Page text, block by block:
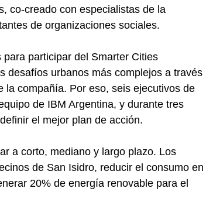
co-creado con especialistas de la
de organizaciones sociales.
participar del Smarter Cities
desafíos urbanos más complejos a través
la compañía. Por eso, seis ejecutivos de
de IBM Argentina, y durante tres
el mejor plan de acción.
a corto, mediano y largo plazo. Los
de San Isidro, reducir el consumo en
20% de energía renovable para el